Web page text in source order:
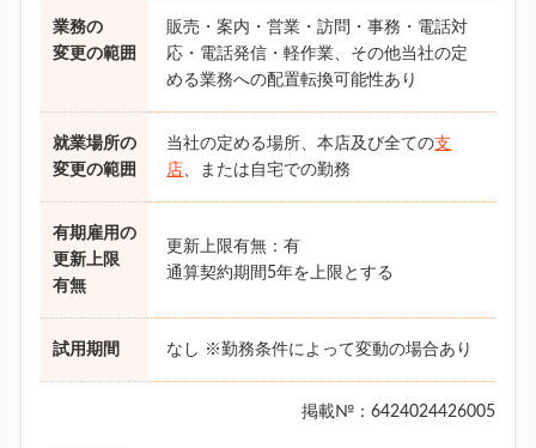
業務の
変更の範囲
販売・案内・営業・訪問・事務・電話対
応・電話発信・軽作業、その他当社の定
める業務への配置転換可能性あり
就業場所の
変更の範囲
当社の定める場所、本店及び全ての支
店、または自宅での勤務
有期雇用の
更新上限
有無
更新上限有無：有
通算契約期間5年を上限とする
試用期間 なし ※勤務条件によって変動の場合あり
掲載№：6424024426005